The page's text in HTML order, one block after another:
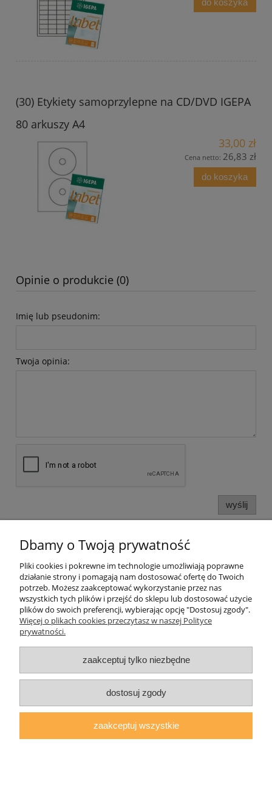
(30) Etykiety samoprzylepne na CD/DVD IGEPA
80 arkuszy A4
33,00 zł
Cena netto: 26,83 zł
do koszyka
Opinie o produkcie (0)
Imię lub pseudonim:
Twoja opinia:
wyślij
Informacje o sklepie
Twoje konto
Koperty
Taśmy i noże bezpieczne
Dbamy o Twoją prywatność
Pliki cookies i pokrewne im technologie umożliwiają poprawne
działanie strony i pomagają nam dostosować ofertę do Twoich
potrzeb. Możesz zaakceptować wykorzystanie przez nas
wszystkich tych plików i przejść do sklepu lub dostosować użycie
plików do swoich preferencji, wybierając opcję "Dostosuj zgody".
Więcej o plikach cookies przeczytasz w naszej Polityce
prywatności.
zaakceptuj tylko niezbędne
dostosuj zgody
zaakceptuj wszystkie